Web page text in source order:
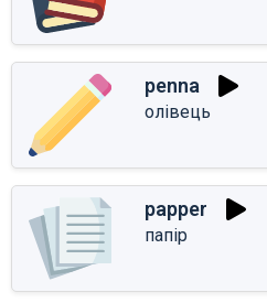
penna
олівець
papper
папір